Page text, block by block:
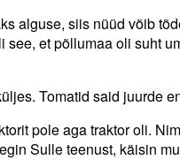
alguse, siis nüüd võib
et põllumaa oli suht
Tomatid said juurde
pole aga traktor oli.
Sulle teenust, käisin